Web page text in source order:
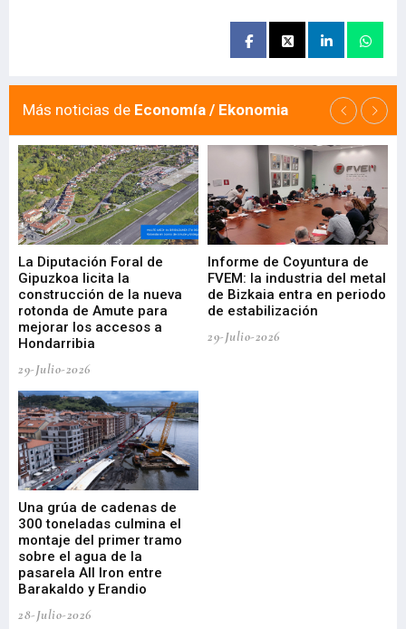
Más noticias de Economía / Ekonomia
La Diputación Foral de
Gipuzkoa licita la
construcción de la nueva
rotonda de Amute para
mejorar los accesos a
Hondarribia
29-Julio-2026
Informe de Coyuntura de
FVEM: la industria del metal
de Bizkaia entra en periodo
de estabilización
29-Julio-2026
Una grúa de cadenas de
300 toneladas culmina el
montaje del primer tramo
sobre el agua de la
pasarela All Iron entre
Barakaldo y Erandio
28-Julio-2026